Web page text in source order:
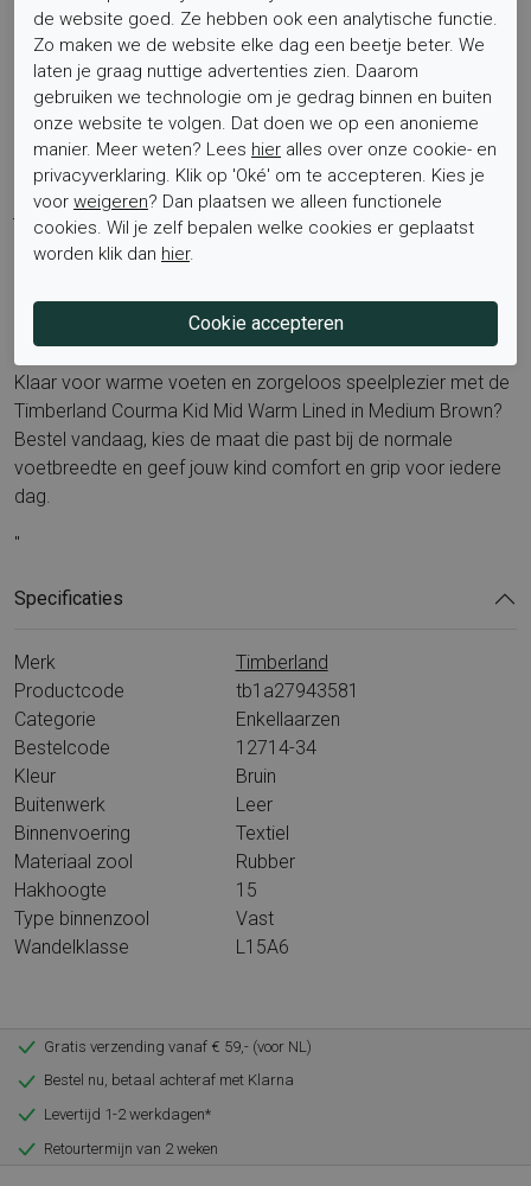
Materialen die het verschil maken? Een leren buitenwerk dat
lang meegaat, een warme voering van textiel en een
slijtvaste zool van rubber voor grip en zekerheid. Ontdek
meer stijlen en kleuren op onze Timberland merkpagina en
vind de perfecte match:Timberland bij Elferink Schoenen
Populaire benamingen voor dit model zijn warme
kinderboots, cognac boots jongens, beste winterlaars
jongens, leren enkellaars kind en Courma Kid Mid Warm
Lined.
Bestel nu
Klaar voor warme voeten en zorgeloos speelplezier met de
Timberland Courma Kid Mid Warm Lined in Medium Brown?
Bestel vandaag, kies de maat die past bij de normale
voetbreedte en geef jouw kind comfort en grip voor iedere
dag.
"
Specificaties
Merk
Timberland
Productcode
tb1a27943581
Categorie
Enkellaarzen
Bestelcode
12714-34
Kleur
Bruin
Buitenwerk
Leer
Binnenvoering
Textiel
Materiaal zool
Rubber
Hakhoogte
15
Type binnenzool
Vast
Wandelklasse
L15A6
Gratis verzending vanaf € 59,- (voor NL)
Bestel nu, betaal achteraf met Klarna
Levertijd 1-2 werkdagen*
Retourtermijn van 2 weken
de website goed. Ze hebben ook een analytische functie.
Zo maken we de website elke dag een beetje beter. We
laten je graag nuttige advertenties zien. Daarom
gebruiken we technologie om je gedrag binnen en buiten
onze website te volgen. Dat doen we op een anonieme
manier. Meer weten? Lees hier alles over onze cookie- en
privacyverklaring. Klik op 'Oké' om te accepteren. Kies je
voor weigeren? Dan plaatsen we alleen functionele
cookies. Wil je zelf bepalen welke cookies er geplaatst
worden klik dan hier.